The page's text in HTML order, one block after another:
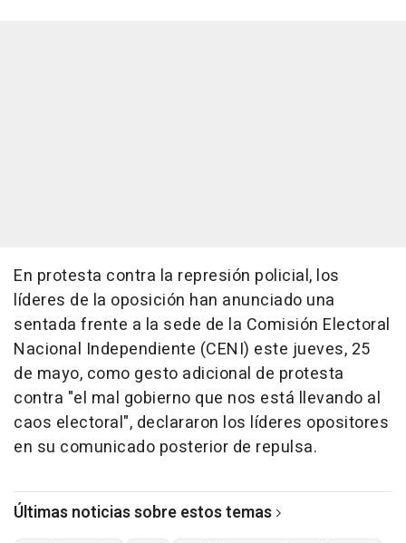
En protesta contra la represión policial, los
líderes de la oposición han anunciado una
sentada frente a la sede de la Comisión Electoral
Nacional Independiente (CENI) este jueves, 25
de mayo, como gesto adicional de protesta
contra "el mal gobierno que nos está llevando al
caos electoral", declararon los líderes opositores
en su comunicado posterior de repulsa.
Últimas noticias sobre estos temas